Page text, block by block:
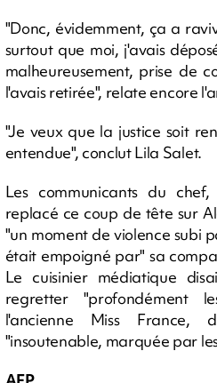
"Donc, évidemment, ça a
surtout que moi, j'avais
malheureusement, prise de
l'avais retirée", relate encore
"Je veux que la justice soit
entendue", conclut Lila Salet.
Les communicants du
replacé ce coup de tête sur
"un moment de violence subi
était empoigné par" sa
Le cuisinier médiatique
regretter "profondément
l'ancienne Miss France,
"insoutenable, marquée par